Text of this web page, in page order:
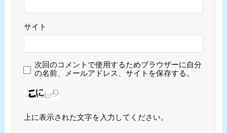
サイト
次回のコメントで使用するためブラウザーに自分
の名前、メールアドレス、サイトを保存する。
上に表示された文字を入力してください。